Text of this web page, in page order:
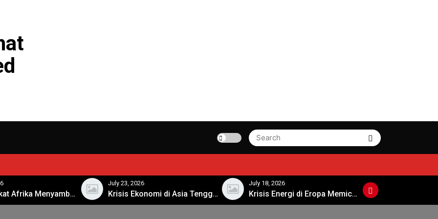
Search
for:
Search
Masyarakat Afrika Menyambut Era Digital dengan Penuh Harapan
July 23, 2026
Krisis Ekonomi di Asia Tenggara: Apa Langkah Selanjutnya?
July 18, 2026
Krisis Energi di Eropa Memicu Perdebatan Kebijakan